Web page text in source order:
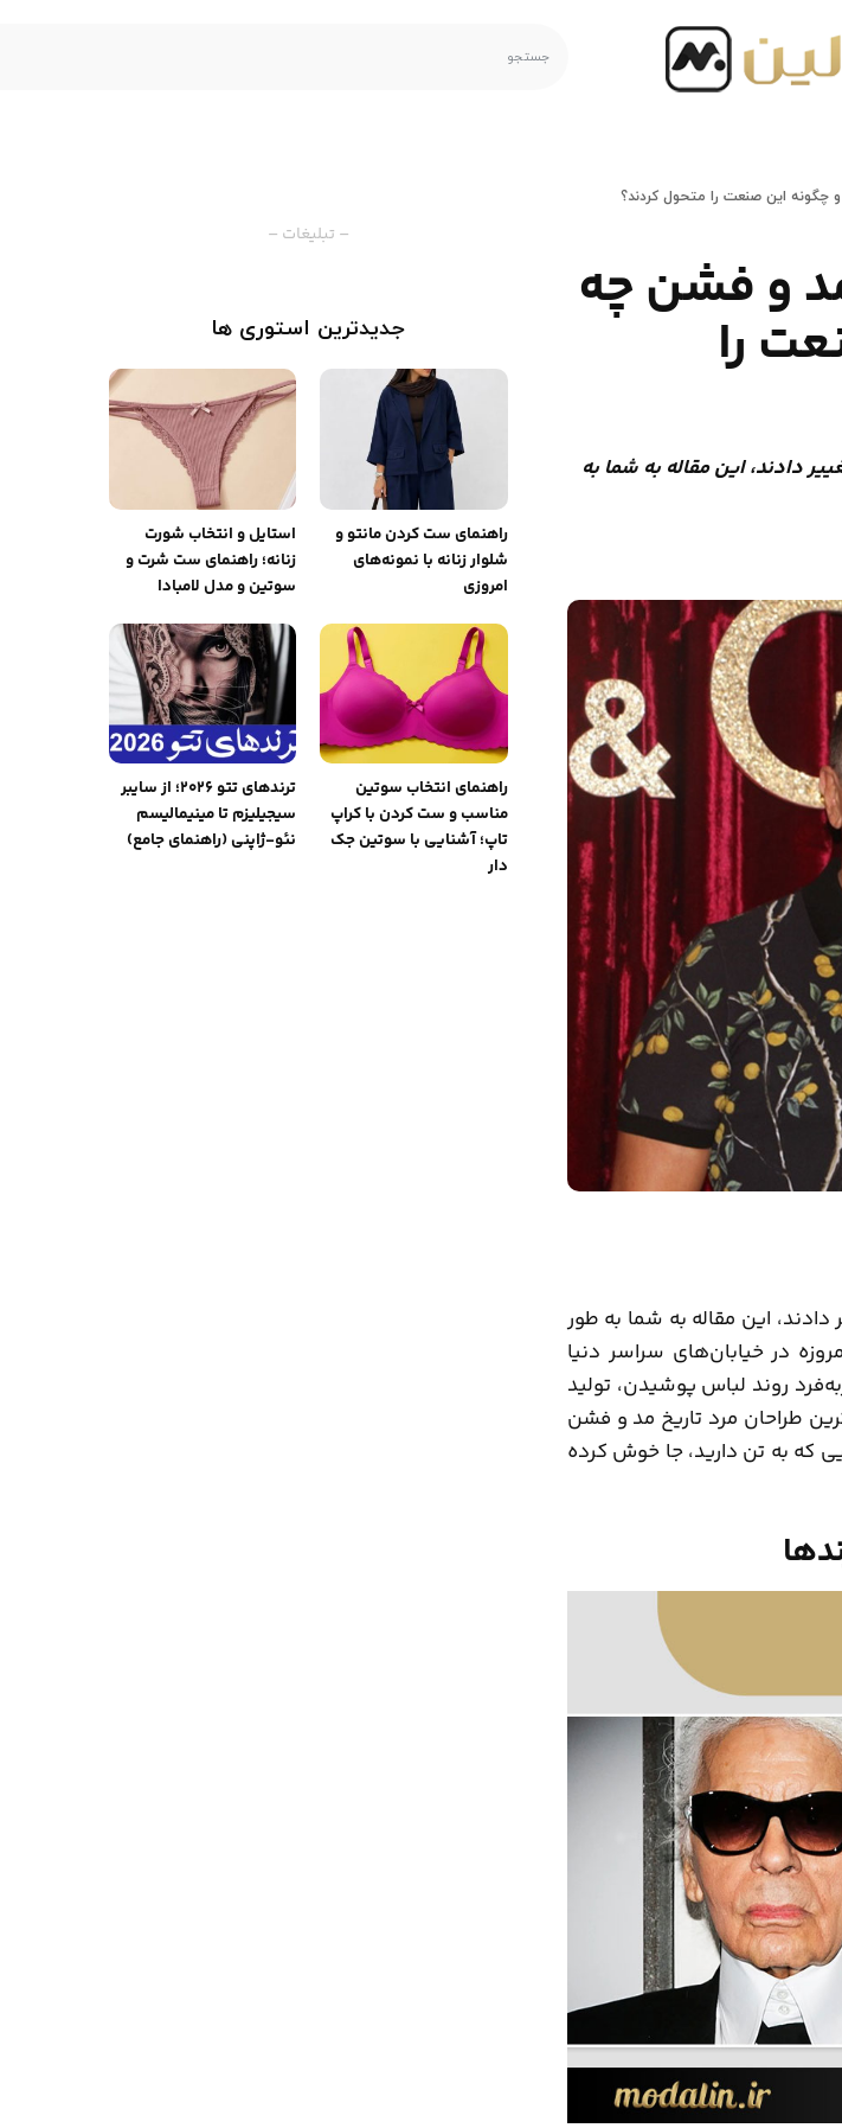
این صنعت را متحول کردند؟
و فشن چه
را
دادند، این مقاله به شما به
این مقاله به شما به طور
در خیابان‌های سراسر دنیا
روند لباس پوشیدن، تولید
طراحان مرد تاریخ مد و فشن
که به تن دارید، جا خوش کرده
– تبلیغات –
جدیدترین استوری ها
راهنمای ست کردن مانتو و
شلوار زنانه با نمونه‌های
امروزی
استایل و انتخاب شورت
زنانه؛ راهنمای ست شرت و
سوتین و مدل لامبادا
راهنمای انتخاب سوتین
مناسب و ست کردن با کراپ
تاپ؛ آشنایی با سوتین جک
دار
ترندهای تتو ۲۰۲۶؛ از سایبر
سیجیلیزم تا مینیمالیسم
نئو-ژاپنی (راهنمای جامع)